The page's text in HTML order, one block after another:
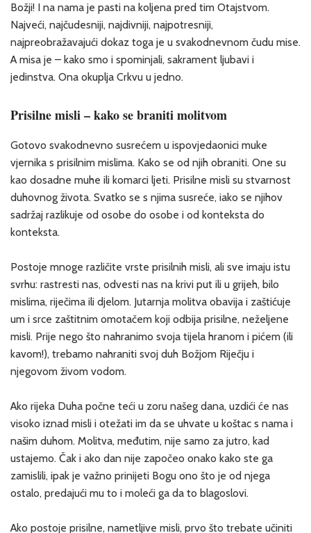
Božji! I na nama je pasti na koljena pred tim Otajstvom.
Najveći, najčudesniji, najdivniji, najpotresniji,
najpreobražavajući dokaz toga je u svakodnevnom čudu mise.
A misa je – kako smo i spominjali, sakrament ljubavi i
jedinstva. Ona okuplja Crkvu u jedno.
Prisilne misli – kako se braniti molitvom
Gotovo svakodnevno susrećem u ispovjedaonici muke
vjernika s prisilnim mislima. Kako se od njih obraniti. One su
kao dosadne muhe ili komarci ljeti. Prisilne misli su stvarnost
duhovnog života. Svatko se s njima susreće, iako se njihov
sadržaj razlikuje od osobe do osobe i od konteksta do
konteksta.
Postoje mnoge različite vrste prisilnih misli, ali sve imaju istu
svrhu: rastresti nas, odvesti nas na krivi put ili u grijeh, bilo
mislima, riječima ili djelom. Jutarnja molitva obavija i zaštićuje
um i srce zaštitnim omotačem koji odbija prisilne, neželjene
misli. Prije nego što nahranimo svoja tijela hranom i pićem (ili
kavom!), trebamo nahraniti svoj duh Božjom Riječju i
njegovom živom vodom.
Ako rijeka Duha počne teći u zoru našeg dana, uzdići će nas
visoko iznad misli i otežati im da se uhvate u koštac s nama i
našim duhom. Molitva, međutim, nije samo za jutro, kad
ustajemo. Čak i ako dan nije započeo onako kako ste ga
zamislili, ipak je važno prinijeti Bogu ono što je od njega
ostalo, predajući mu to i moleći ga da to blagoslovi.
Ako postoje prisilne, nametljive misli, prvo što trebate učiniti